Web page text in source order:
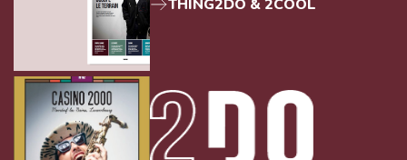
THING2DO & 2COOL